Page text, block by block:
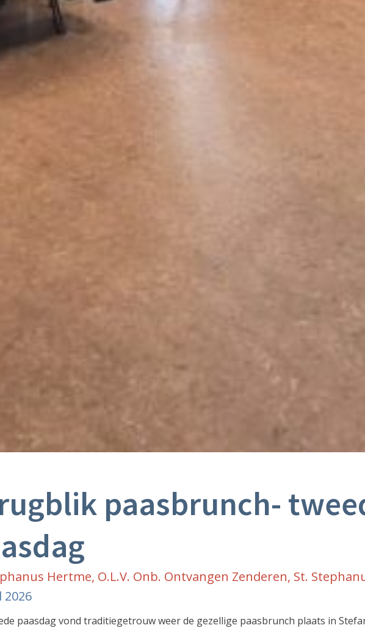
paasbrunch-
Hertme, O.L.V. Onb. Ontvangen Zenderen, St.
2026
paasdag vond traditiegetrouw weer de gezellige paasbrunch plaats in